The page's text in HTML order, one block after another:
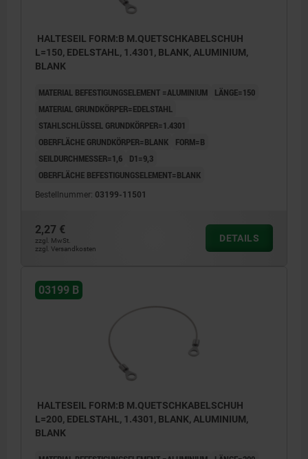
HALTESEIL FORM:B M.QUETSCHKABELSCHUH
L=150, EDELSTAHL, 1.4301, BLANK, ALUMINIUM,
BLANK
MATERIAL BEFESTIGUNGSELEMENT =ALUMINIUM
LÄNGE=150
MATERIAL GRUNDKÖRPER=EDELSTAHL
STAHLSCHLÜSSEL GRUNDKÖRPER=1.4301
OBERFLÄCHE GRUNDKÖRPER=BLANK
FORM=B
SEILDURCHMESSER=1,6
D1=9,3
OBERFLÄCHE BEFESTIGUNGSELEMENT=BLANK
Bestellnummer: 03199-11501
2,27 €
zzgl. MwSt.
zzgl. Versandkosten
DETAILS
03199 B
HALTESEIL FORM:B M.QUETSCHKABELSCHUH
L=200, EDELSTAHL, 1.4301, BLANK, ALUMINIUM,
BLANK